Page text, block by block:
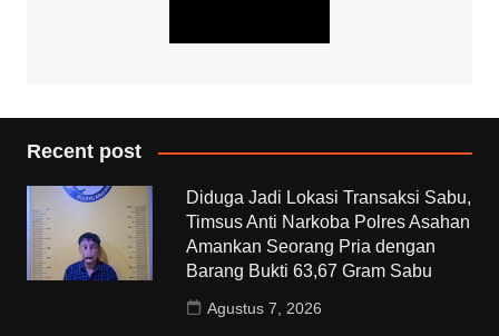
Recent post
Diduga Jadi Lokasi Transaksi Sabu,
Timsus Anti Narkoba Polres Asahan
Amankan Seorang Pria dengan
Barang Bukti 63,67 Gram Sabu
Agustus 7, 2026